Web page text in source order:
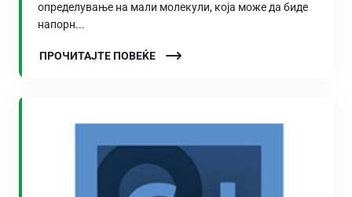
определување на мали молекули, која може да биде
напорн...
ПРОЧИТАЈТЕ ПОВЕЌЕ